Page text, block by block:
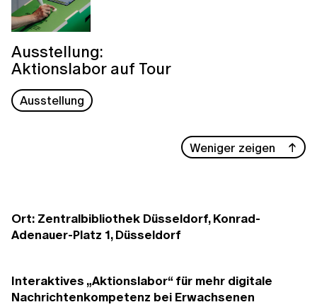
Ausstellung:
Aktionslabor auf Tour
Ausstellung
Weniger zeigen
Ort: Zentralbibliothek Düsseldorf, Konrad-
Adenauer-Platz 1, Düsseldorf
Interaktives „Aktionslabor“ für mehr digitale
Nachrichtenkompetenz bei Erwachsenen